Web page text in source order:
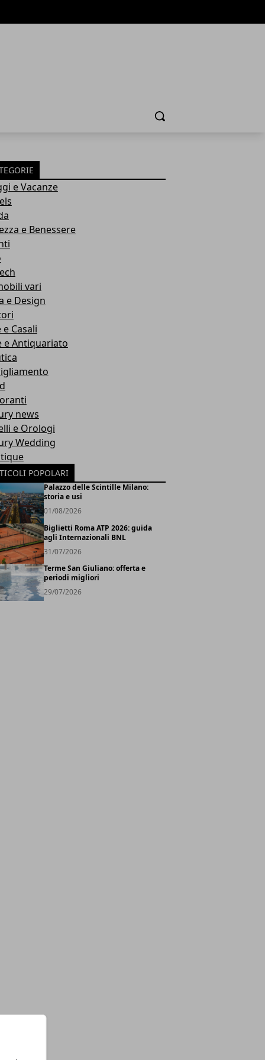
Cerca
e Vacanze
e Benessere
vari
e Design
e Casali
e Antiquariato
news
e Orologi
Wedding
POPOLARI
Palazzo delle Scintille Milano:
storia e usi
01/08/2026
Biglietti Roma ATP 2026: guida
agli Internazionali BNL
31/07/2026
Terme San Giuliano: offerta e
periodi migliori
29/07/2026